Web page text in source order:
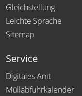
Gleichstellung
Leichte Sprache
Sitemap
Service
Digitales Amt
Müllabfuhrkalender